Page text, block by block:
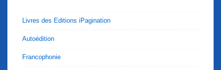
Livres des Editions iPagination
Autoédition
Francophonie